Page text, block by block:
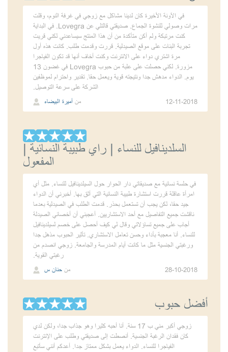
في الآونة الأخيرة كان لدينا مشاكل مع زوجي في غرفة النوم، وقلت
مرات وصولي للنشوة الجماع. صديقتي قالتلي عن Lovegra. في البداية
كنت مرتبكة ولم أكن متأكدة من أن هذا المنتج سيساعدني لكني قريت
تجربة البنات على موقع الصيدلية. قررت وقدمت طلب. كانت هذه أول
مرة اشتري دواء على الانترنت وكنت أخاف أنها قد تكون الفياجرا
مزورة. لكني حصلت على علبة من حبوب Lovegra في غضون 13
يوم. الدواء مدهش جدا ونتيجته قوية ويعمل حقا. تقدير واحترام لموظفين
الشركة على سرعة التوصيل.
من أميرة البيضاء 12-11-2018
السلدينافيل للنساء | راي طبيبة النسائية |
المفعول
في حلسة نسائية مع صديقاتي دار الحوار حول السيلدينافيل للنساء. مثل أي
امرأة عاقلة قررت استشارة طبيبة النسائية التي أثق بها. أخبرني أن الدواء
جيد حقا، لكن يجب أن تستعمل بحذر. قدمت الطلب في الصيدلية بعدما
ناقشت جميع التفاصيل مع أحد الاستشاريين. أعجبني أن أخصائي الصيدلة
أجاب على جميع تساؤلاتي وقال لي كيف أحصل على خصم لسيلدينافيل
للنساء. أنا معجبة بأداء وحسن تعامل الاستشاري. تأثير الحبوب مذهل جدا
ورغبتي الجنسية مثل ما كانت أيام المدرسة والجامعة. زوجي انصدم من
رغبتي القوية.
من حنان س 28-10-2018
أفضل حبوب
زوجي أكبر مني ب 17 سنة. أنا أحبه كثيرا وهو جذاب جدا، ولكن لدي
كان فقدان الرغبة الجنسية. أنصطت إلى صديقتي وطلب على الإنترنت
الفياجرا للنساء. الدواء يعمل بشكل ممتاز جدا. أعدكم أنني سأتبع